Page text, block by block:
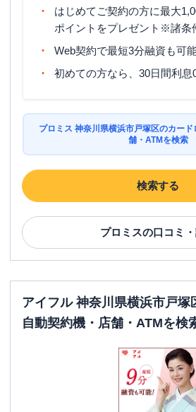
はじめてご契約の方に最大
ポイントをプレゼント※諸条
Web契約で最短3分融資も可
初めての方なら、30日間利
プロミス 神奈川県横浜市戸塚区のカー
舗・ATMを検索
検索する
プロミスの口コミ・
アイフル 神奈川県横浜市戸塚
自動契約機・店舗・ATMを検